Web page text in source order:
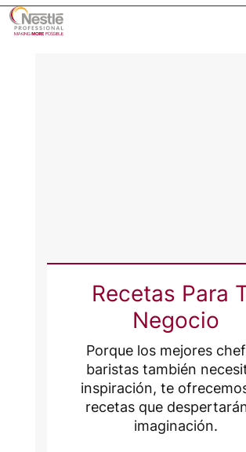
Skip
Recetas Para
Negocio
Porque los mejores
baristas también
inspiración, te
recetas que
imaginación.